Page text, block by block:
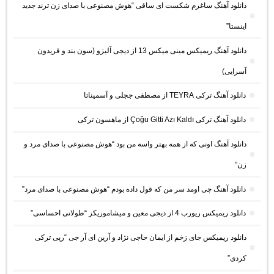
دانلود آهنگ ساغرم شکست ای ساقی “هوش مصنوعی با صدای زن ترند جدید
اینستا”
دانلود آهنگ ریمیکس مینی میکس 13 از دیجی آلیزو (سون بند و فریدون
آسرایی)
دانلود آهنگ ترکی TEYRA از مصطفی ججلی و آسمیناتا
دانلود آهنگ ترکی Çoğu Gitti Azı Kaldı از ماهسون ترکی
دانلود آهنگ اونی که از همه بهتر واسه من بود “هوش مصنوعی با صدای مرد و
زن”
دانلود آهنگ چی اومد سر من که قول داده بودم “هوش مصنوعی با صدای مرد”
دانلود ریمیکس ریورب 4 از دیجی معین و میشاموزیکز “طولانی احساسی”
دانلود ریمیکس جای زخم از ایمان حاجی نژاد و آرین ای آر جی “رپی ترکی
کردی”